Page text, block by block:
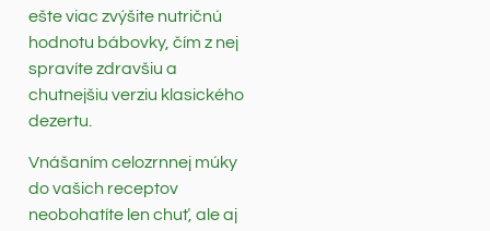
ešte viac zvýšite nutričnú
hodnotu bábovky, čím z nej
spravíte zdravšiu a
chutnejšiu verziu klasického
dezertu.
Vnášaním celozrnnej múky
do vašich receptov
neobohatíte len chuť, ale aj